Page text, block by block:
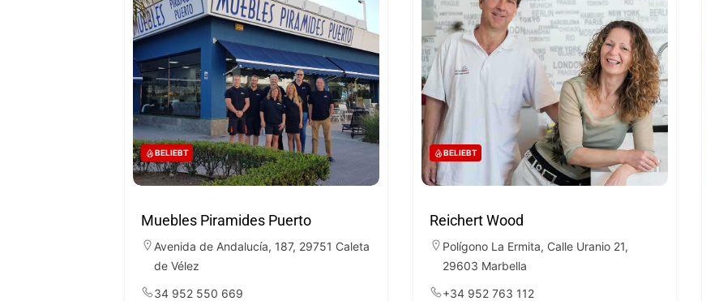
BELIEBT
Muebles Piramides Puerto
Avenida de Andalucía, 187, 29751 Caleta
de Vélez
34 952 550 669
BELIEBT
Reichert Wood
Polígono La Ermita, Calle Uranio 21,
29603 Marbella
+34 952 763 112